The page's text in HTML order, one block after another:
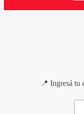
📍 Ingresá tu